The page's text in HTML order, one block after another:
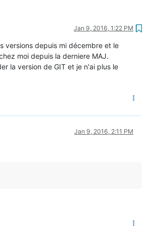
Jan 9, 2016, 1:22 PM
versions depuis mi décembre et le
moi depuis la derniere MAJ.
la version de GIT et je n'ai plus le
Jan 9, 2016, 2:11 PM